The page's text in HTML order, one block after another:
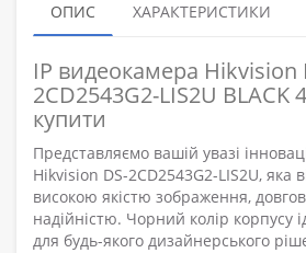
ОПИС ХАРАКТЕРИСТИКИ
IP видеокамера Hikvision
2CD2543G2-LIS2U
купити
Представляємо вашій увазі
Hikvision DS-2CD2543G2-LIS2U, яка
високою якістю зображення,
надійністю. Чорний колір корпусу
для будь-якого дизайнерського